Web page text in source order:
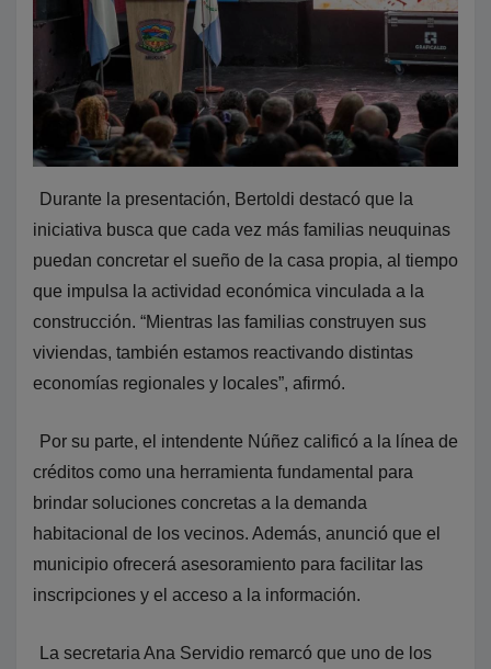
Durante la presentación, Bertoldi destacó que la
iniciativa busca que cada vez más familias neuquinas
puedan concretar el sueño de la casa propia, al tiempo
que impulsa la actividad económica vinculada a la
construcción. “Mientras las familias construyen sus
viviendas, también estamos reactivando distintas
economías regionales y locales”, afirmó.
Por su parte, el intendente Núñez calificó a la línea de
créditos como una herramienta fundamental para
brindar soluciones concretas a la demanda
habitacional de los vecinos. Además, anunció que el
municipio ofrecerá asesoramiento para facilitar las
inscripciones y el acceso a la información.
La secretaria Ana Servidio remarcó que uno de los